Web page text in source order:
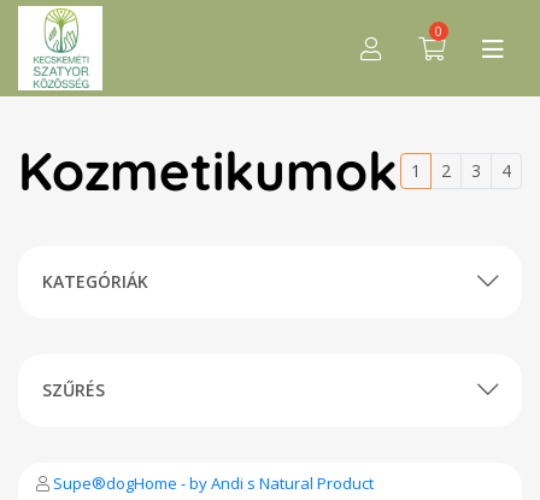
0
Kozmetikumok 1 2 3 4
KATEGÓRIÁK
SZŰRÉS
Supe®dogHome - by Andi s Natural Product